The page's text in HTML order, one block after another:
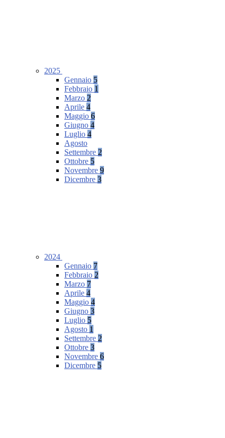
2025
Gennaio 5
Febbraio 1
Marzo 2
Aprile 4
Maggio 6
Giugno 4
Luglio 4
Agosto
Settembre 2
Ottobre 5
Novembre 9
Dicembre 3
2024
Gennaio 7
Febbraio 2
Marzo 7
Aprile 4
Maggio 4
Giugno 3
Luglio 5
Agosto 1
Settembre 2
Ottobre 3
Novembre 6
Dicembre 5